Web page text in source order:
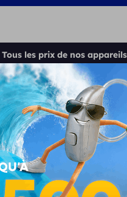
Tous les prix de nos
Total
50000